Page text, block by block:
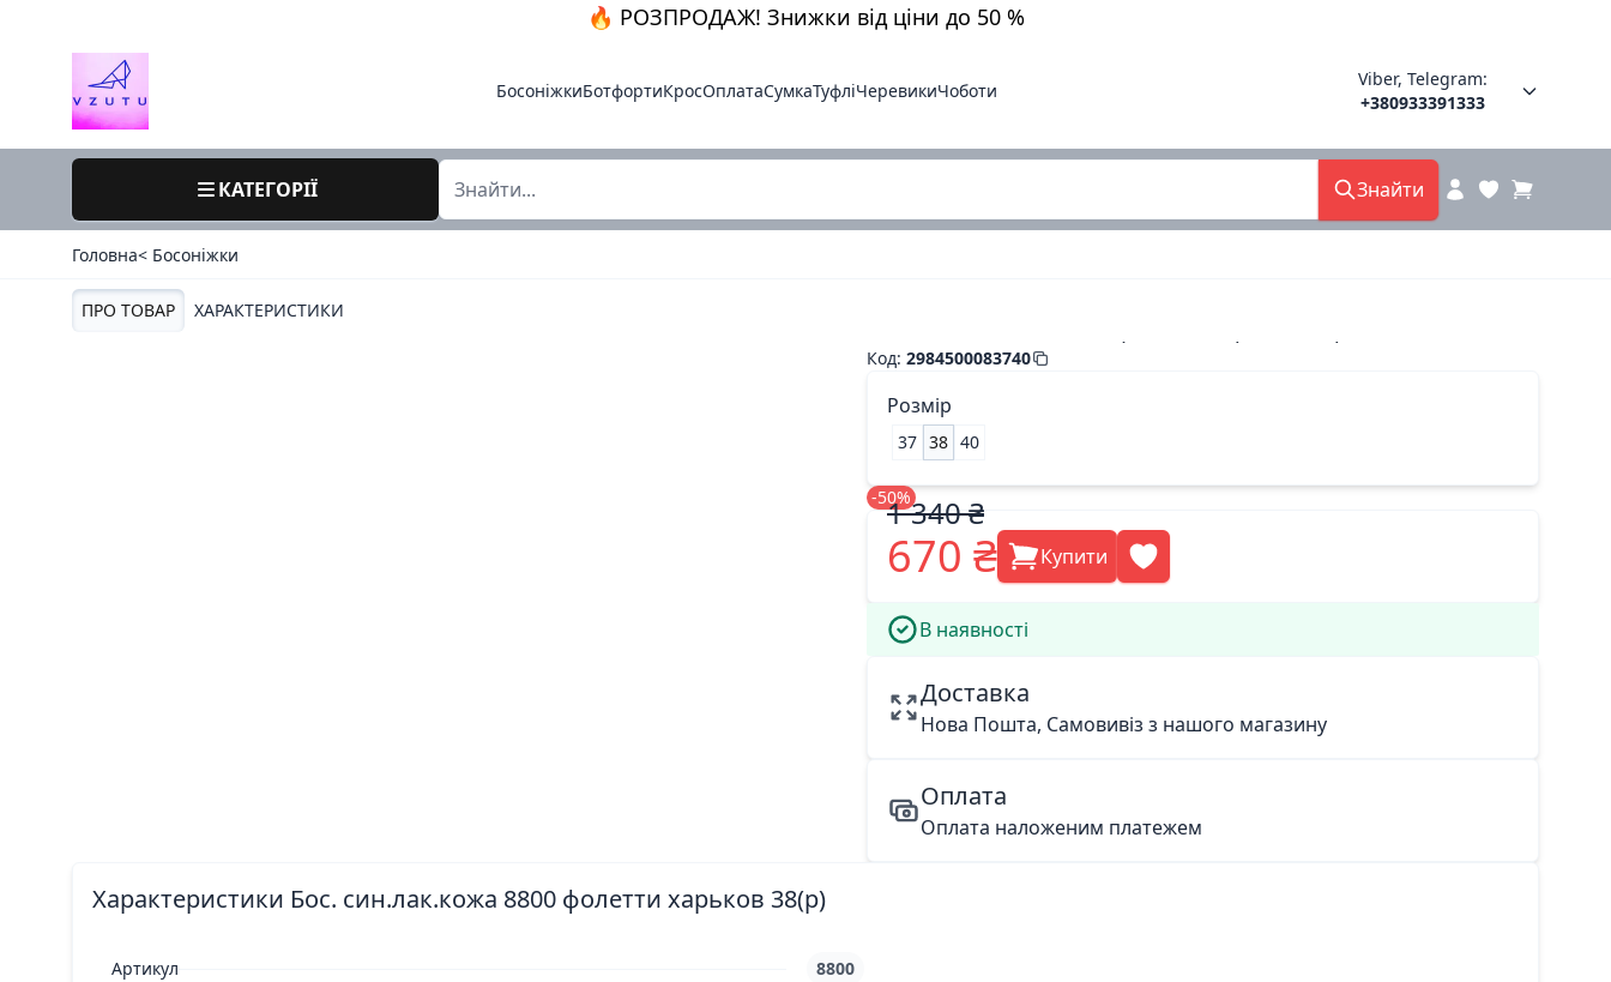
🔥 РОЗПРОДАЖ! Знижки від ціни до 50 %
БосоніжкиБотфортиКросОплатаСумкаТуфліЧеревикиЧоботи
Viber, Telegram:
+380933391333
КАТЕГОРІЇ Знайти
Головна< Босоніжки
ПРО ТОВАР ХАРАКТЕРИСТИКИ
38 / 8800 / фолетти харьків / літо
Код:2984500083740
Розмір
37 38 40
-50%
1 340 ₴
670 ₴ Купити
В наявності
Доставка
Нова Пошта, Самовивіз з нашого магазину
Оплата
Оплата наложеним платежем
Характеристики Бос. син.лак.кожа 8800 фолетти харьков 38(р)
Артикул 8800